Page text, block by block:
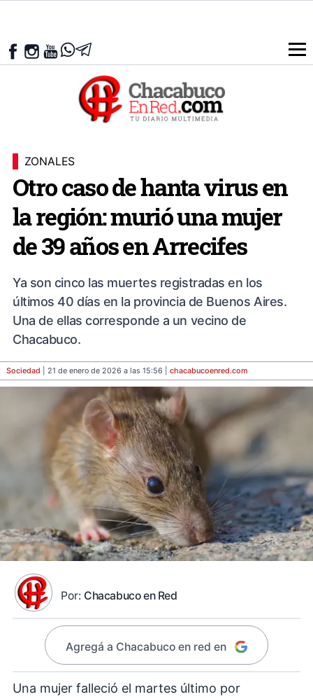
ZONALES
Otro caso de hanta virus en
la región: murió una mujer
de 39 años en Arrecifes
Ya son cinco las muertes registradas en los
últimos 40 días en la provincia de Buenos Aires.
Una de ellas corresponde a un vecino de
Chacabuco.
Sociedad | 21 de enero de 2026 a las 15:56 | chacabucoenred.com
Por: Chacabuco en Red
Agregá a Chacabuco en red en
Una mujer falleció el martes último por